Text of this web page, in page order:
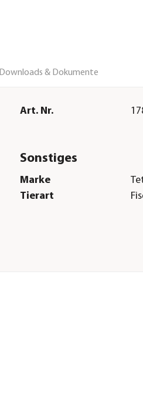
Downloads & Dokumente
Art. Nr.
Sonstiges
Marke
Tierart